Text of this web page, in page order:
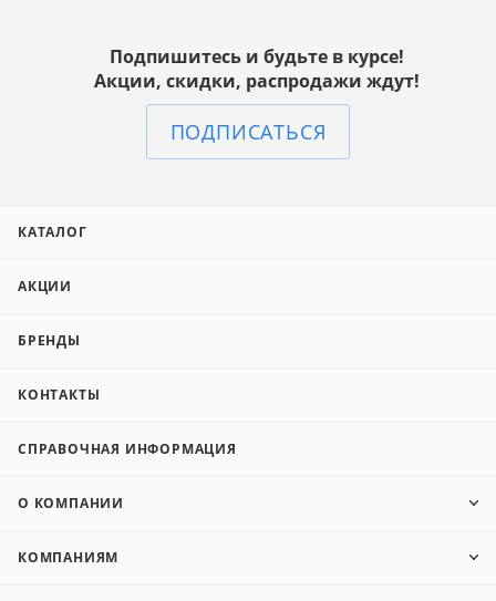
Подпишитесь и будьте в курсе!
Акции, скидки, распродажи ждут!
ПОДПИСАТЬСЯ
КАТАЛОГ
АКЦИИ
БРЕНДЫ
КОНТАКТЫ
СПРАВОЧНАЯ ИНФОРМАЦИЯ
О КОМПАНИИ
КОМПАНИЯМ